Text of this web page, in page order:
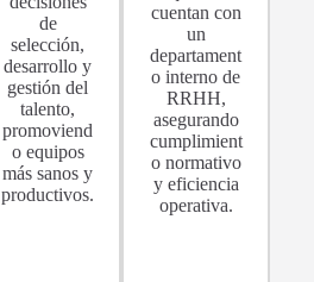
de
selección,
desarrollo y
gestión del
talento,
promoviend
o equipos
más sanos y
productivos.
cuentan con
un
departament
o interno de
RRHH,
asegurando
cumplimient
o normativo
y eficiencia
operativa.